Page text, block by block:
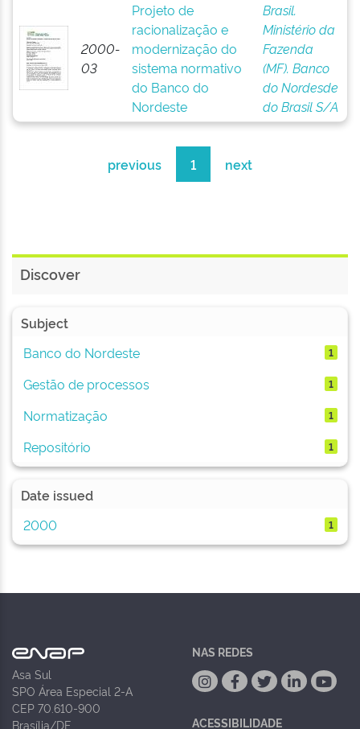
2000-
03
Projeto de
racionalização e
modernização do
sistema normativo
do Banco do
Nordeste
Brasil.
Ministério da
Fazenda
(MF). Banco
do Nordesde
do Brasil S/A
previous 1 next
Discover
Subject
Banco do Nordeste
1
Gestão de processos 1
Normatização 1
Repositório 1
Date issued
2000
1
Asa Sul
SPO Área Especial 2-A
CEP 70.610-900
Brasília/DF
NAS REDES
ACESSIBILIDADE